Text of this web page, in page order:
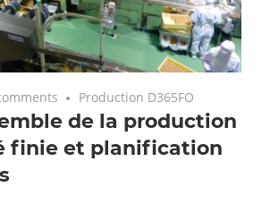
Production D365FO
de la production
finie et planification